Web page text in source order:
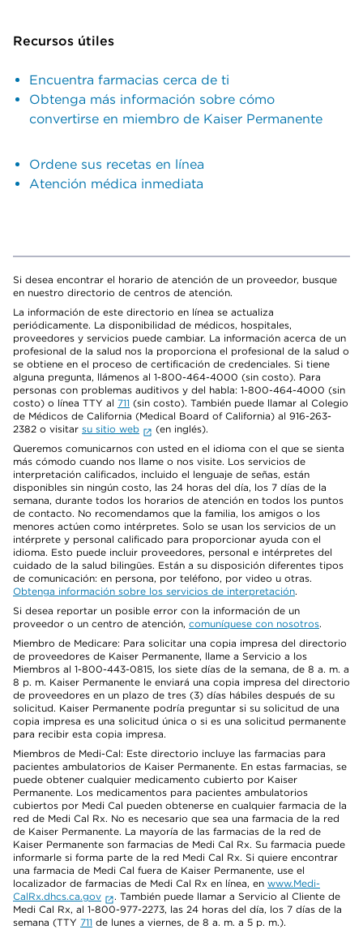
Recursos útiles
Encuentra farmacias cerca de ti
Obtenga más información sobre cómo
convertirse en miembro de Kaiser Permanente
Ordene sus recetas en línea
Atención médica inmediata
Si desea encontrar el horario de atención de un proveedor, busque
en nuestro directorio de centros de atención.
La información de este directorio en línea se actualiza
periódicamente. La disponibilidad de médicos, hospitales,
proveedores y servicios puede cambiar. La información acerca de un
profesional de la salud nos la proporciona el profesional de la salud o
se obtiene en el proceso de certificación de credenciales. Si tiene
alguna pregunta, llámenos al 1-800-464-4000 (sin costo). Para
personas con problemas auditivos y del habla: 1-800-464-4000 (sin
costo) o línea TTY al 711 (sin costo). También puede llamar al Colegio
de Médicos de California (Medical Board of California) al 916-263-
2382 o visitar su sitio web
(en inglés).
Queremos comunicarnos con usted en el idioma con el que se sienta
más cómodo cuando nos llame o nos visite. Los servicios de
interpretación calificados, incluido el lenguaje de señas, están
disponibles sin ningún costo, las 24 horas del día, los 7 días de la
semana, durante todos los horarios de atención en todos los puntos
de contacto. No recomendamos que la familia, los amigos o los
menores actúen como intérpretes. Solo se usan los servicios de un
intérprete y personal calificado para proporcionar ayuda con el
idioma. Esto puede incluir proveedores, personal e intérpretes del
cuidado de la salud bilingües. Están a su disposición diferentes tipos
de comunicación: en persona, por teléfono, por video u otras.
Obtenga información sobre los servicios de interpretación.
Si desea reportar un posible error con la información de un
proveedor o un centro de atención, comuníquese con nosotros.
Miembro de Medicare: Para solicitar una copia impresa del directorio
de proveedores de Kaiser Permanente, llame a Servicio a los
Miembros al 1-800-443-0815, los siete días de la semana, de 8 a. m. a
8 p. m. Kaiser Permanente le enviará una copia impresa del directorio
de proveedores en un plazo de tres (3) días hábiles después de su
solicitud. Kaiser Permanente podría preguntar si su solicitud de una
copia impresa es una solicitud única o si es una solicitud permanente
para recibir esta copia impresa.
Miembros de Medi-Cal: Este directorio incluye las farmacias para
pacientes ambulatorios de Kaiser Permanente. En estas farmacias, se
puede obtener cualquier medicamento cubierto por Kaiser
Permanente. Los medicamentos para pacientes ambulatorios
cubiertos por Medi Cal pueden obtenerse en cualquier farmacia de la
red de Medi Cal Rx. No es necesario que sea una farmacia de la red
de Kaiser Permanente. La mayoría de las farmacias de la red de
Kaiser Permanente son farmacias de Medi Cal Rx. Su farmacia puede
informarle si forma parte de la red Medi Cal Rx. Si quiere encontrar
una farmacia de Medi Cal fuera de Kaiser Permanente, use el
localizador de farmacias de Medi Cal Rx en línea, en www.Medi-
CalRx.dhcs.ca.gov
. También puede llamar a Servicio al Cliente de
Medi Cal Rx, al 1-800-977-2273, las 24 horas del día, los 7 días de la
semana (TTY 711 de lunes a viernes, de 8 a. m. a 5 p. m.).